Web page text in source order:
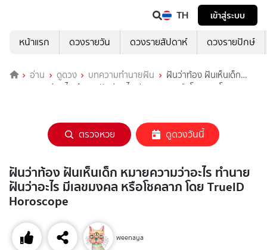
TH
เข้าสู่ระบบ
หน้าแรก
ดวงรายวัน ดวงรายสัปดาห์ ดวงรายปักษ์
อ่าน ดูดวง บทความทำนายฝัน
ฝันว่าท้อง ฝันเห็นเด็ก
หมายความว่าอะไร ทำนายฝันว่าอะไร มีเลขมงคล หรือโชคลาภ โดย
ตรวจหวย ดูดวงวันนี้
ฝันว่าท้อง ฝันเห็นเด็ก หมายความว่าอะไร ทำนาย
ฝันว่าอะไร มีเลขมงคล หรือโชคลาภ โดย TrueID
Horoscope
weenaya